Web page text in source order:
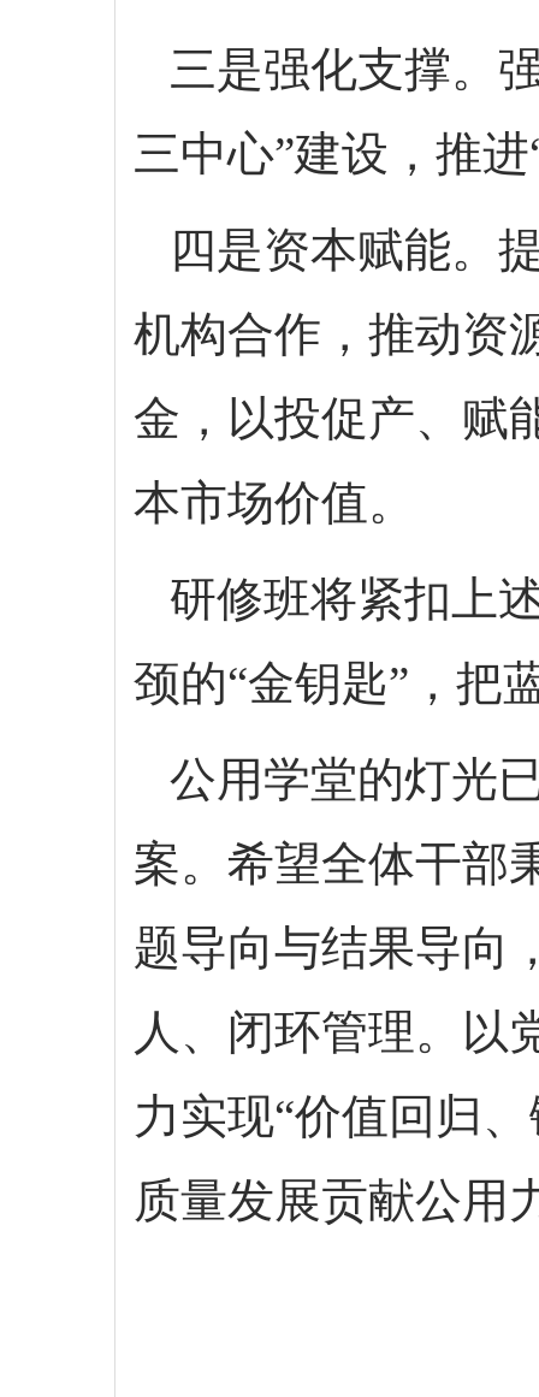
三是强化支撑。
三中心”建设，推
四是资本赋能。
机构合作，推动资
金，以投促产、赋
本市场价值。
研修班将紧扣上
颈的“金钥匙”，把
公用学堂的灯光
案。希望全体干部
题导向与结果导向
人、闭环管理。以
力实现“价值回归
质量发展贡献公用